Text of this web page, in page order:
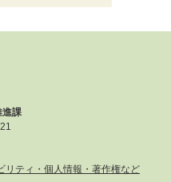
進課
リティ・個人情報・著作権など